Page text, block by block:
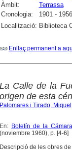
Àmbit:
Terrassa
Cronologia:
1901 - 1956
Localització: Biblioteca
Enllaç permanent a
La Calle de la
origen de esta
Palomares i Tirado, Miquel
En: Boletín de la
(noviembre 1960), p. [4-6]
Descripció de les obres